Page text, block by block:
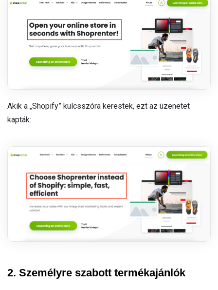
Akik a „Shopify” kulcsszóra kerestek, ezt az üzenetet
kapták:
2. Személyre szabott termékajánlók